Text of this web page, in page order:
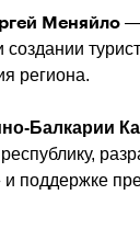
Меняйло —
создании
региона.
Балкарии
поддержке